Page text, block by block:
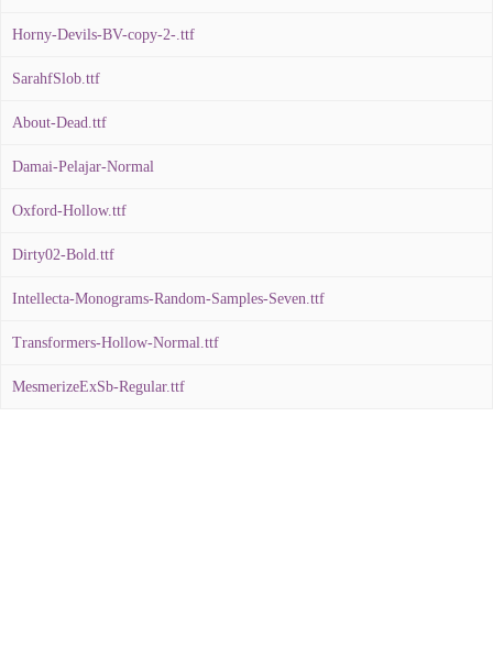
Horny-Devils-BV-copy-2-.ttf
SarahfSlob.ttf
About-Dead.ttf
Damai-Pelajar-Normal
Oxford-Hollow.ttf
Dirty02-Bold.ttf
Intellecta-Monograms-Random-Samples-Seven.ttf
Transformers-Hollow-Normal.ttf
MesmerizeExSb-Regular.ttf